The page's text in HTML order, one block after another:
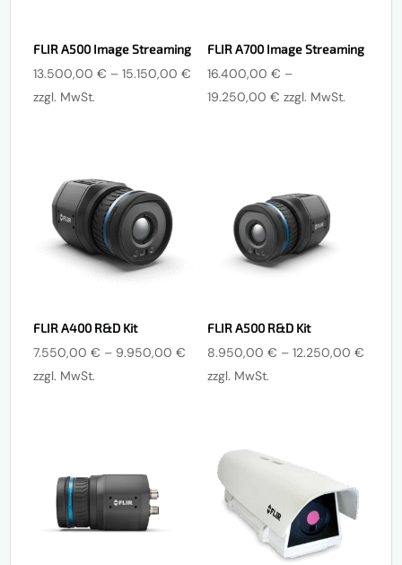
FLIR A500 Image Streaming
13.500,00€ –15.150,00€ Preisspanne:
13.500,00 €
zzgl. MwSt.
FLIR A700 Image Streaming
16.400,00€ –
19.250,00€ Preisspanne:
zzgl. MwSt.
FLIR A400 R&D Kit
7.550,00€ – 9.950,00€ Preisspanne:
7.550,00 €
zzgl. MwSt.
FLIR A500 R&D Kit
8.950,00€ –12.250,00€
zzgl. MwSt.